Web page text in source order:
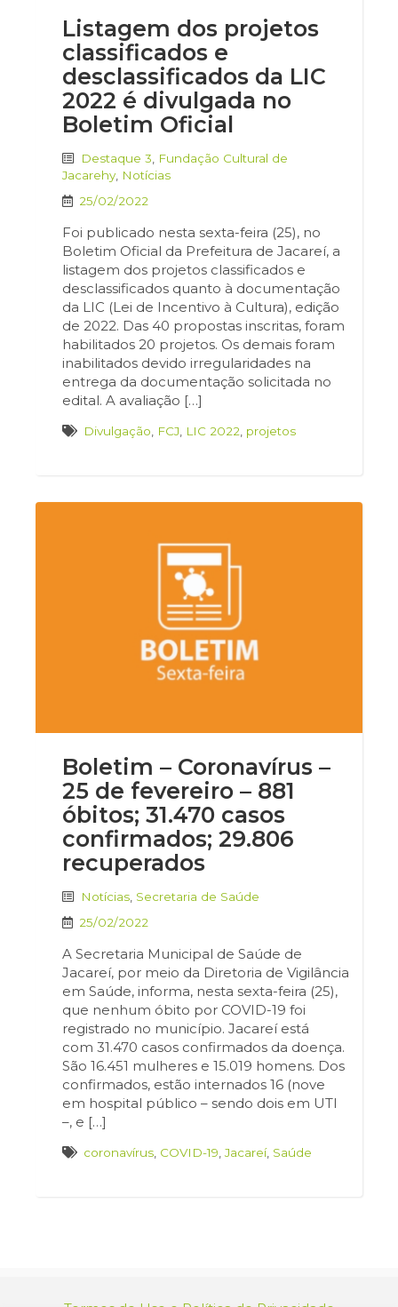
Listagem dos projetos
classificados e
desclassificados da LIC
2022 é divulgada no
Boletim Oficial
Destaque 3
Fundação Cultural de
Jacarehy Notícias
25/02/2022
Foi publicado nesta sexta-feira (25), no
Boletim Oficial da Prefeitura de Jacareí, a
listagem dos projetos classificados e
desclassificados quanto à documentação
da LIC (Lei de Incentivo à Cultura), edição
de 2022. Das 40 propostas inscritas, foram
habilitados 20 projetos. Os demais foram
inabilitados devido irregularidades na
entrega da documentação solicitada no
edital. A avaliação […]
Divulgação FCJ LIC 2022 projetos
Boletim – Coronavírus –
25 de fevereiro – 881
óbitos; 31.470 casos
confirmados; 29.806
recuperados
Notícias Secretaria de Saúde
25/02/2022
A Secretaria Municipal de Saúde de
Jacareí, por meio da Diretoria de Vigilância
em Saúde, informa, nesta sexta-feira (25),
que nenhum óbito por COVID-19 foi
registrado no município. Jacareí está
com 31.470 casos confirmados da doença.
São 16.451 mulheres e 15.019 homens. Dos
confirmados, estão internados 16 (nove
em hospital público – sendo dois em UTI
–, e […]
coronavírus COVID-19 ,Jacareí, Saúde